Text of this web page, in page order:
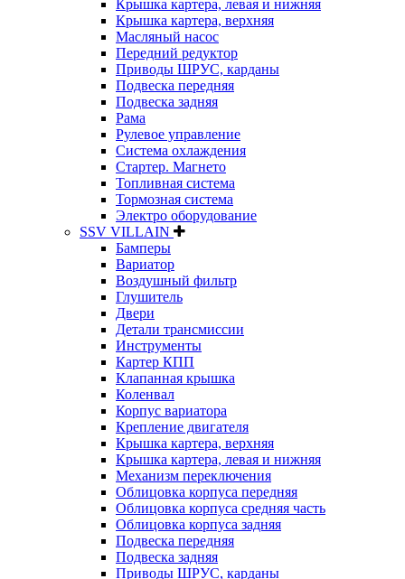
Крышка картера, левая и нижняя
Крышка картера, верхняя
Масляный насос
Передний редуктор
Приводы ШРУС, карданы
Подвеска передняя
Подвеска задняя
Рама
Рулевое управление
Система охлаждения
Стартер. Магнето
Топливная система
Тормозная система
Электро оборудование
SSV VILLAIN
Бамперы
Вариатор
Воздушный фильтр
Глушитель
Двери
Детали трансмиссии
Инструменты
Картер КПП
Клапанная крышка
Коленвал
Корпус вариатора
Крепление двигателя
Крышка картера, верхняя
Крышка картера, левая и нижняя
Механизм переключения
Облицовка корпуса передняя
Облицовка корпуса средняя часть
Облицовка корпуса задняя
Подвеска передняя
Подвеска задняя
Приводы ШРУС, карданы